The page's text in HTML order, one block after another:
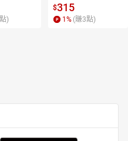
點)
$315
1 % (賺3點)